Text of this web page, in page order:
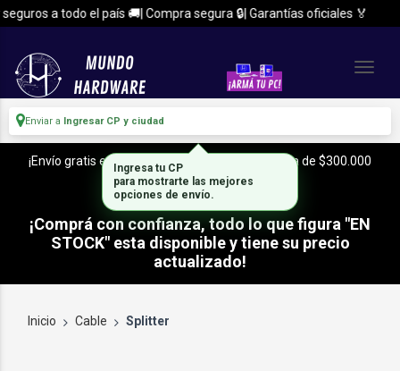
a todo el país 🚚| Compra segura 🔒| Garantías oficiales 🏅
Enviar a Ingresar CP y ciudad
¡Envío gratis en CABA y Zona Sur, con tu compra de $300.000
o mas!
¡Comprá con confianza, todo lo que figura "EN
STOCK" esta disponible y tiene su precio
actualizado!
Inicio Cable Splitter
Ingresa tu CP
para mostrarte las mejores
opciones de envío.